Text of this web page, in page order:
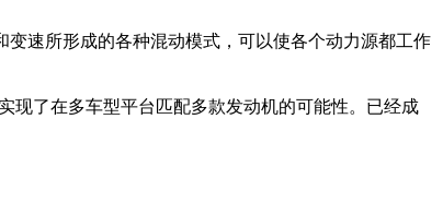
速所形成的各种混动模式，可以使各个动力源都工作
现了在多车型平台匹配多款发动机的可能性。已经成